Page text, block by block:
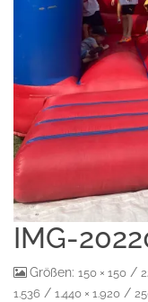
IMG-
Größen: 150 × 150 /
1.536 / 1.440 × 1.920 /